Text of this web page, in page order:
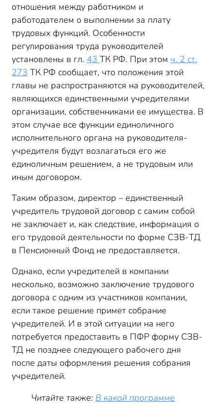
отношения между работником и
работодателем о выполнении за плату
трудовых функций. Особенности
регулирования труда руководителей
установлены в гл. 43 ТК РФ. При этом ч. 2 ст.
273 ТК РФ сообщает, что положения этой
главы не распространяются на руководителей,
являющихся единственными учредителями
организации, собственниками ее имущества. В
этом случае все функции единоличного
исполнительного органа на руководителя-
учредителя будут возлагаться его же
единоличным решением, а не трудовым или
иным договором.
Таким образом, директор – единственный
учредитель трудовой договор с самим собой
не заключает и, как следствие, информация о
его трудовой деятельности по форме СЗВ-ТД
в Пенсионный Фонд не предоставляется.
Однако, если учредителей в компании
несколько, возможно заключение трудового
договора с одним из участников компании,
если такое решение примет собрание
учредителей. И в этой ситуации на него
потребуется предоставить в ПФР форму СЗВ-
ТД не позднее следующего рабочего дня
после даты оформления решения собрания
учредителей.
Читайте также: В какой программе